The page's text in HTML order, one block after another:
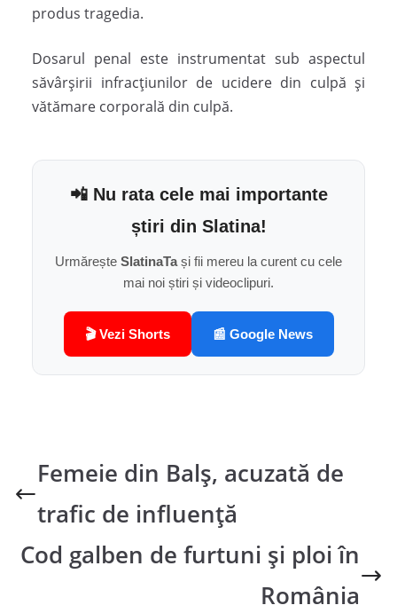
produs tragedia.
Dosarul penal este instrumentat sub aspectul
săvârșirii infracțiunilor de ucidere din culpă și
vătămare corporală din culpă.
📲 Nu rata cele mai importante
știri din Slatina!
Urmărește SlatinaTași fii mereu la curent cu cele
mai noi știri și videoclipuri.
🎬 Vezi Shorts 📰 Google News
Femeie din Balș, acuzată de
trafic de influență
Cod galben de furtuni și ploi în
România